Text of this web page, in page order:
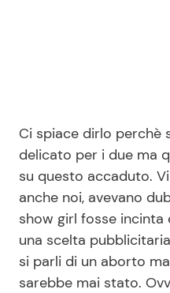
Ci spiace dirlo perchè
delicato per i due ma
su questo accaduto.
anche noi, avevano
show girl fosse
una scelta
si parli di un aborto
sarebbe mai stato.